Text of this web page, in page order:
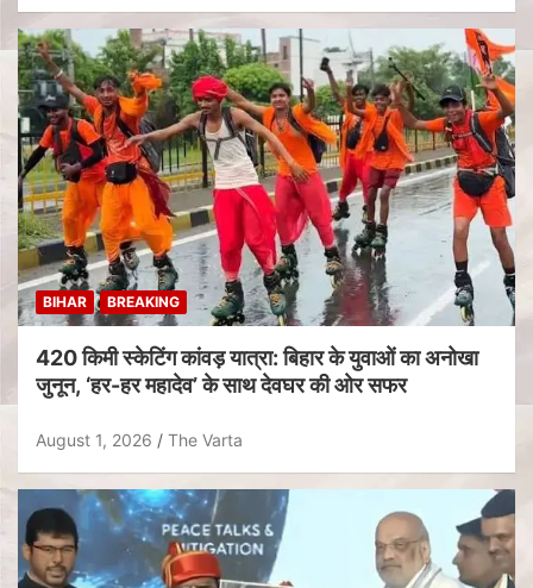
BIHAR BREAKING
420 किमी स्केटिंग कांवड़ यात्रा: बिहार के युवाओं का अनोखा
जुनून, ‘हर-हर महादेव’ के साथ देवघर की ओर सफर
August 1, 2026 The Varta